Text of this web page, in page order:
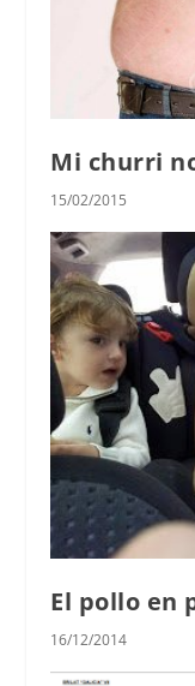
Mi churri
15/02/2015
El pollo en
16/12/2014